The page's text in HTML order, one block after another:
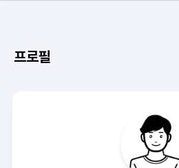
프로필